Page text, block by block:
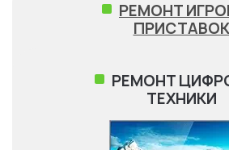
РЕМОНТ
ПРИСТАВОК
РЕМОНТ
ТЕХНИКИ